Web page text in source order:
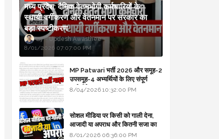
मध्य प्रदेश: दैनिक वेतनभोगी कर्मचारियों के
स्थायी वर्गीकरण और वेतनमान पर सरकार का
बड़ा स्पष्टीकरण
Updesh Awasthee
8/01/2026 07:07:00 PM
MP Patwari भर्ती 2026 और समूह-2
उपसमूह-4 अभ्यर्थियों के लिए संपूर्ण
मार्गदर्शिका
8/04/2026 10:32:00 PM
सोशल मीडिया पर किसी को गाली देना,
आजादी या अपराध और कितनी सजा का
प्रावधान - free legal advice
8/01/2026 06:36:00 PM